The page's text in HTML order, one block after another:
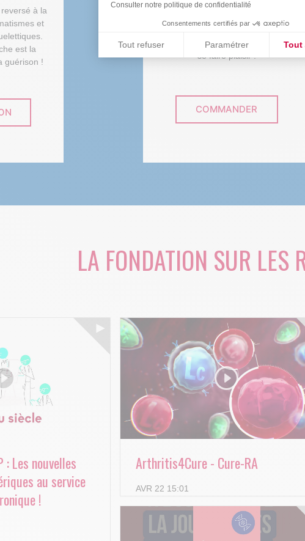
Consulter notre politique de confidentialité
Consentements certifiés par
Tout refuser Paramétrer Tout
Plateforme de Gestion du Consentement :
Notre plateforme vous permet d'adapter et de
à la
et
est la
guérison !
ventes solidaires sont reversées à
la recherche. Une bonne raison de
se faire plaisir !
COMMANDER
LA FONDATION SUR LES
: Les nouvelles
au service
!
Arthritis4Cure - Cure-RA
AVR 22 15:01